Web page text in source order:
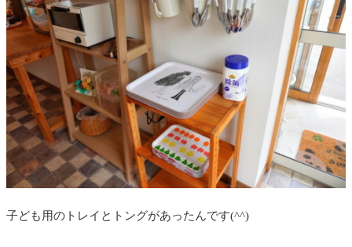
子ども用のトレイとトングがあったんです(^^)